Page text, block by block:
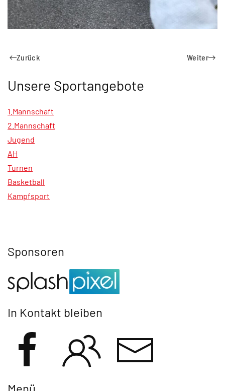
Zurück Weiter
Unsere Sportangebote
1.Mannschaft
2.Mannschaft
Jugend
AH
Turnen
Basketball
Kampfsport
Sponsoren
In Kontakt bleiben